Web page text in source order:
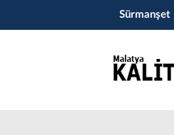
Sürmanşet